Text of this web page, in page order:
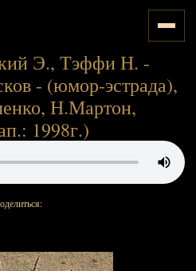
Э., Тэффи Н. -
- (юмор-эстрада),
Н.Мартон,
1998г.)